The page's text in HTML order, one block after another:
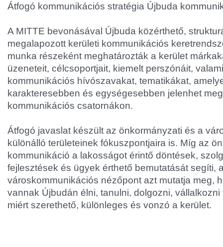
Átfogó kommunikációs stratégia Újbuda
A MITTE bevonásával Újbuda közérthető,
megalapozott kerületi kommunikációs
munka részeként meghatározták a kerület
üzeneteit, célcsoportjait, kiemelt perszónáit,
kommunikációs hívószavakat, tematikákat,
karakteresebben és egységesebben jelenhet
kommunikációs csatornákon.
Átfogó javaslat készült az önkormányzati és a
különálló területeinek fókuszpontjaira is. Míg az
kommunikáció a lakosságot érintő döntések,
fejlesztések és ügyek érthető bemutatását segíti,
városkommunikációs nézőpont azt mutatja meg,
vannak Újbudán élni, tanulni, dolgozni,
miért szerethető, különleges és vonzó a kerület.